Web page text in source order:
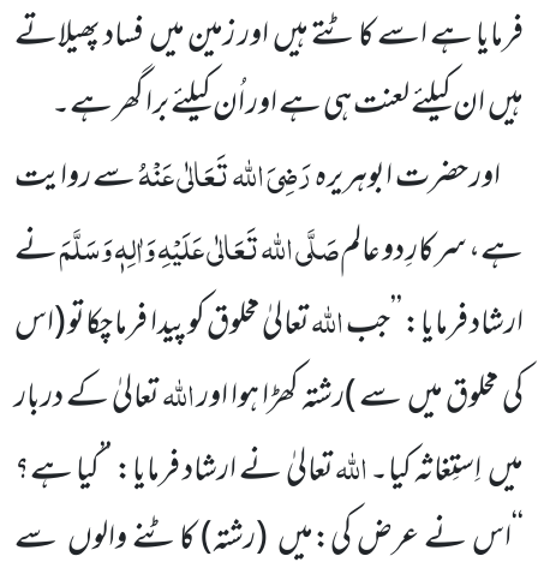
فرمایا ہے اسے کاٹتے ہیںاور زمین میںفساد پھیلاتے
ہیںان کیلئے لعنت ہی ہے اور اُن کیلئے برا گھر ہے۔
اور حضرت ابوہریرہرَضِیَ اللہ تَعَالٰی عَنْہُسے روایت
ہے، سرکارِ دو عالمصَلَّی اللہ تَعَالٰی عَلَیْہِ وَاٰلِہٖ وَسَلَّمَنے
ارشاد فرمایا:’’جباللہتعالیٰ مخلوق کو پیدا فرما چکاتو(اس
کی مخلوق میںسے )رشتہ کھڑا ہوا اوراللہتعالیٰ کے دربار
میںاِستِغاثہ کیا۔اللہتعالیٰ نے ارشاد فرمایا: ’’کیا ہے؟
‘‘اس نے عرض کی:میں(رشتہ)کاٹنے والوں سے